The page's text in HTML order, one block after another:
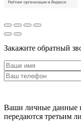
Закажите обратный
Ваши личные данные
передаются третьим